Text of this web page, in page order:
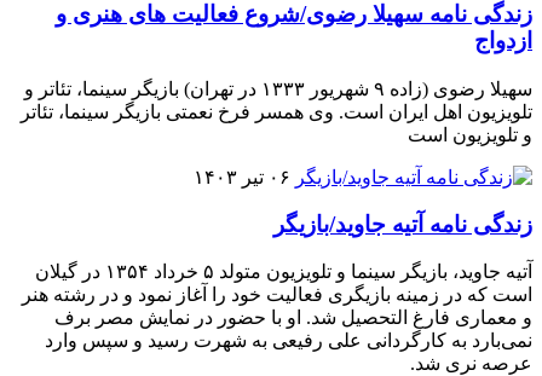
زندگی نامه سهیلا رضوی/شروع فعالیت های هنری و
ازدواج
سهیلا رضوی (زاده ۹ شهریور ۱۳۳۳ در تهران) بازیگر سینما، تئاتر و
تلویزیون اهل ایران است. وی همسر فرخ نعمتی بازیگر سینما، تئاتر
و تلویزیون است
۰۶ تیر ۱۴۰۳
زندگی نامه آتیه جاوید/بازیگر
آتیه جاوید، بازیگر سینما و تلویزیون متولد ۵ خرداد ۱۳۵۴ در گیلان
است که در زمینه بازیگری فعالیت خود را آغاز نمود و در رشته هنر
و معماری فارغ التحصیل شد. او با حضور در نمایش مصر برف
نمی‌بارد به کارگردانی علی رفیعی به شهرت رسید و سپس وارد
عرصه نری شد.